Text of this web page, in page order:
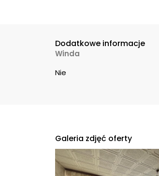
Dodatkowe informacje
Winda
Nie
Galeria zdjęć oferty